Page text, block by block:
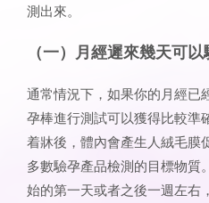
測出來。
（一）月經遲來幾天可
通常情況下，如果你的月經已
孕棒進行測試可以獲得比較準
着牀後，體內會產生人絨毛膜
多數驗孕產品檢測的目標物質
始的第一天或者之後一週左右